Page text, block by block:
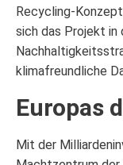
Recycling-
sich das Projekt in
klimafreundliche
Europas
Mit der